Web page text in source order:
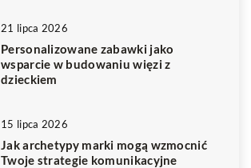
21 lipca 2026
Personalizowane zabawki jako
wsparcie w budowaniu więzi z
dzieckiem
15 lipca 2026
Jak archetypy marki mogą wzmocnić
Twoje strategie komunikacyjne